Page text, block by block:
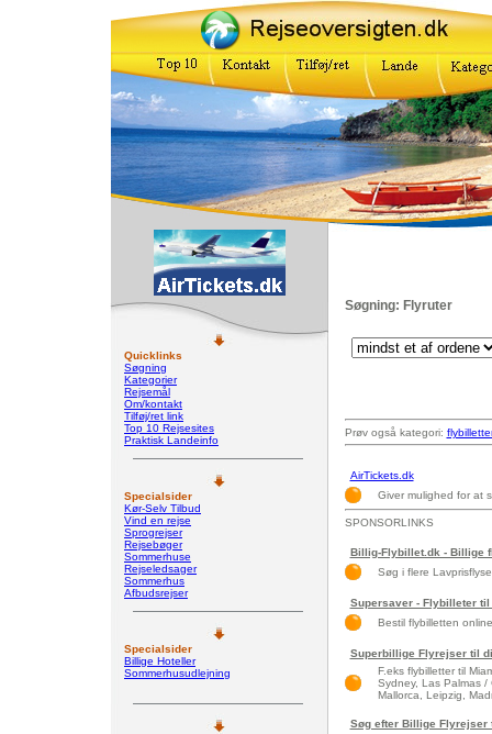
Quicklinks
Søgning
Kategorier
Rejsemål
Om/kontakt
Tilføj/ret link
Top 10 Rejsesites
Praktisk Landeinfo
Specialsider
Kør-Selv Tilbud
Vind en rejse
Sprogrejser
Rejsebøger
Sommerhuse
Rejseledsager
Sommerhus
Afbudsrejser
Specialsider
Billige Hoteller
Sommerhusudlejning
Søgning: Flyruter
Prøv også kategori:
AirTickets.dk
Giver mulighed for at
SPONSORLINKS
Billig-Flybillet.dk - Billige
Søg i flere
Supersaver - Flybilleter
Bestil flybilletten
Superbillige Flyrejser til
F.eks flybilletter til
Sydney, Las Palmas /
Mallorca, Leipzig,
Søg efter Billige Flyrejser